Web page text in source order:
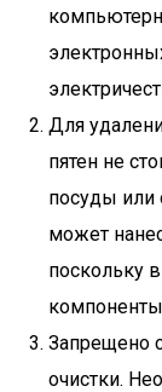
Для
пятен не
посуды или
может
поскольку
Запрещено
очистки.